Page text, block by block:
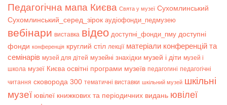
Педагогічна мапа Києва Свята у музеї Сухомлинський
Сухомлинський_серед_зірок аудіофонди_педмузею
вебінари виставка відео доступні_фонди_пму доступні
фонди конференція круглий стіл лекції матеріали конференцій та
семінарів музей для дітей музейні знахідки музей і діти музей і
школа музеї Києва освітні програми музеїв педагогині педагогічні
читання сковорода 300 тематичні виставки шкільний музей шкільні
музеї ювілеї книжкових та періодичних видань ювілеї